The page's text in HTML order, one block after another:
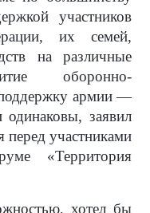
участников
их семей,
на различные
оборонно-
армии —
заявил
участниками
«Территория
хотел бы